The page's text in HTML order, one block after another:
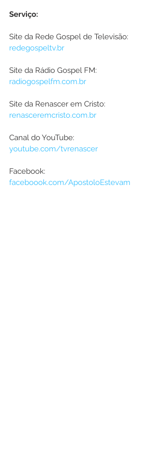
Serviço:
Site da Rede Gospel de Televisão:
redegospeltv.br
Site da Rádio Gospel FM:
radiogospelfm.com.br
Site da Renascer em Cristo:
renasceremcristo.com.br
Canal do YouTube:
youtube.com/tvrenascer
Facebook:
faceboook.com/ApostoloEstevam